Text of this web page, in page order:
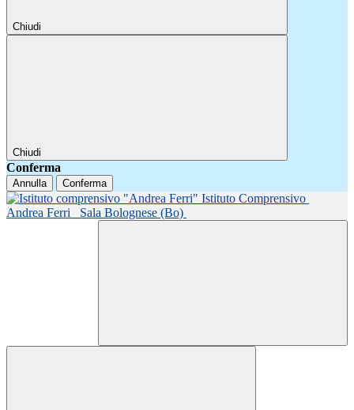
Chiudi
Chiudi
Conferma
Annulla Conferma
Istituto Comprensivo
Andrea Ferri
Sala Bolognese (Bo)